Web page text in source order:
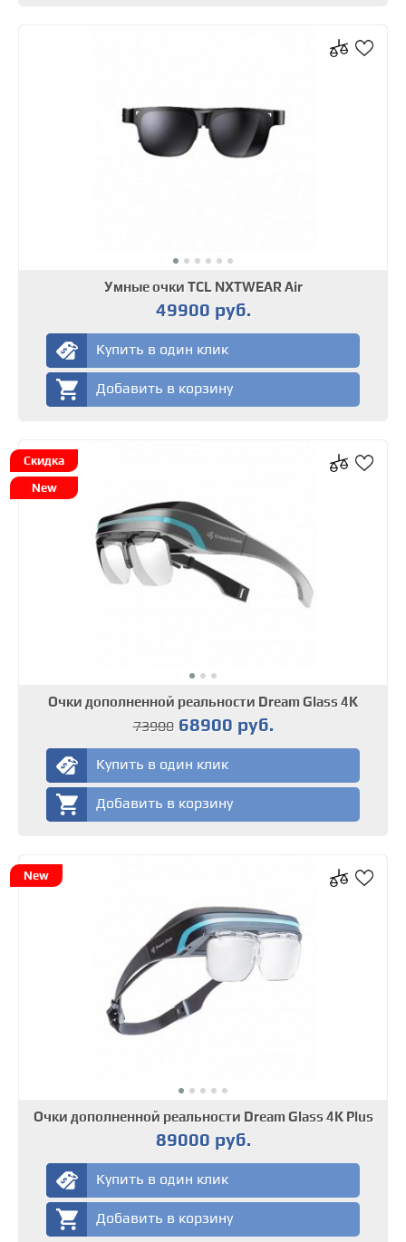
Умные очки TCL NXTWEAR Air
49900 руб.
Купить в один клик
Добавить в корзину
Скидка
New
Очки дополненной реальности Dream Glass 4K
7390068900 руб.
Купить в один клик
Добавить в корзину
New
Очки дополненной реальности Dream Glass 4K Plus
89000 руб.
Купить в один клик
Добавить в корзину